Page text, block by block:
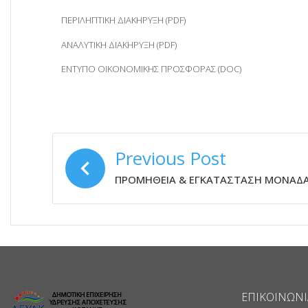
ΠΕΡΙΛΗΠΤΙΚΗ ΔΙΑΚΗΡΥΞΗ (PDF)
ΑΝΑΛΥΤΙΚΗ ΔΙΑΚΗΡΥΞΗ (PDF)
ΕΝΤΥΠΟ ΟΙΚΟΝΟΜΙΚΗΣ ΠΡΟΣΦΟΡΑΣ (DOC)
ΠΛΟΉΓΗΣΗ
ΆΡΘΡΩΝPrevious Post
ΠΡΟΜΗΘΕΙΑ & ΕΓΚΑΤΑΣΤΑΣΗ